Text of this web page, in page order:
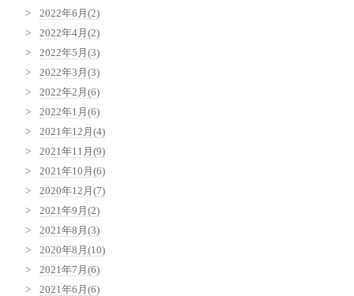
2022年6月(2)
2022年4月(2)
2022年5月(3)
2022年3月(3)
2022年2月(6)
2022年1月(6)
2021年12月(4)
2021年11月(9)
2021年10月(6)
2020年12月(7)
2021年9月(2)
2021年8月(3)
2020年8月(10)
2021年7月(6)
2021年6月(6)